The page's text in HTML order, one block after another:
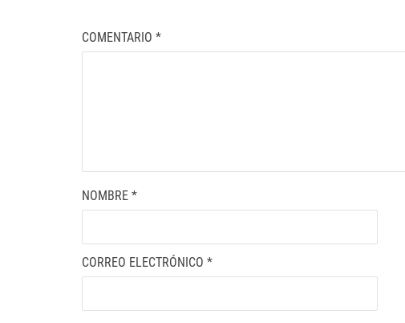
COMENTARIO *
NOMBRE *
CORREO ELECTRÓNICO *